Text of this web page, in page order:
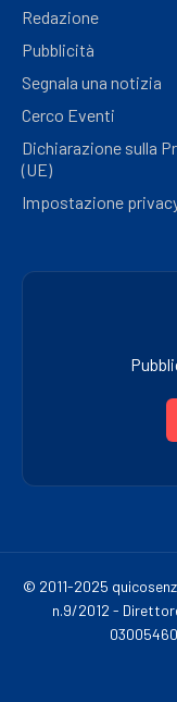
Redazione
Pubblicità
Segnala una notizia
Cerco Eventi
Dichiarazione sulla
(UE)
Impostazione
© 2011-2025
n.9/2012 -